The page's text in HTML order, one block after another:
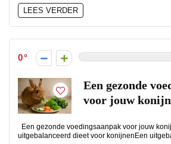
LEES VERDER
0
Een gezonde
voor jouw konijn
Een gezonde voedingsaanpak voor jouw
uitgebalanceerd dieet voor konijnenEen